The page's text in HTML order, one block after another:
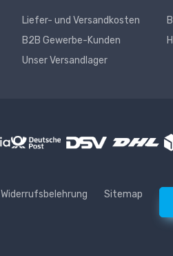
Liefer- und Versandkosten
B2B Gewerbe-Kunden
Unser Versandlager
Widerrufsbelehrung Sitemap